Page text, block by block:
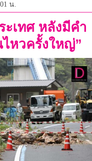
น.
เทศ หลังมีคำ
หวครั้งใหญ่”